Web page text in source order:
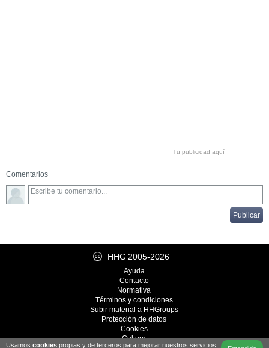
Tu publicidad aquí
Comentarios
HHG 2005-2026
Ayuda
Contacto
Normativa
Términos y condiciones
Subir material a HHGroups
Protección de datos
Cookies
Cultura
Usamos cookies propias y de terceros para mejorar nuestros servicios.